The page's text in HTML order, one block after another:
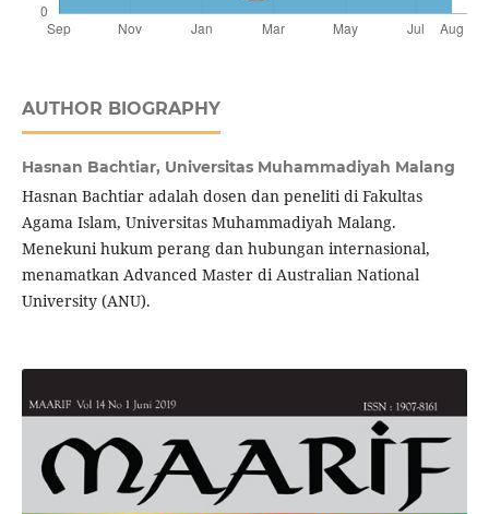
AUTHOR BIOGRAPHY
Hasnan Bachtiar, Universitas Muhammadiyah Malang
Hasnan Bachtiar adalah dosen dan peneliti di Fakultas
Agama Islam, Universitas Muhammadiyah Malang.
Menekuni hukum perang dan hubungan internasional,
menamatkan Advanced Master di Australian National
University (ANU).